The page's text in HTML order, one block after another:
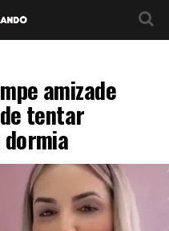
amizade
tentar